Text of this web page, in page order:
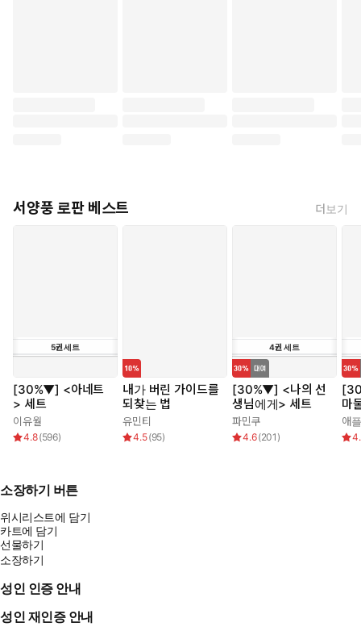
서양풍 로판 베스트 더보기
5권세트
[30%▼] <아네트
> 세트
이유월
4.8(596)
내가 버린 가이드를
되찾는 법
유민티
4.5(95)
4권 세트
[30%▼] <나의 선
생님에게> 세트
파민쿠
4.6(201 )
마
애
소장하기 버튼
위시리스트에 담기
카트에 담기
선물하기
소장하기
성인 인증 안내
성인 재인증 안내